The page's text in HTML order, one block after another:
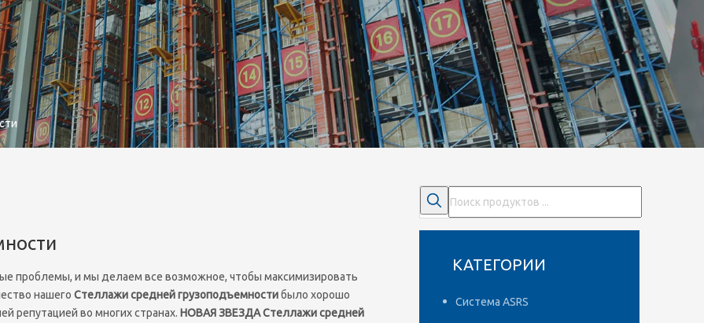
проблемы, и мы делаем все возможное, чтобы максимизировать
нашего Стеллажи средней грузоподъемностибыло хорошо
репутацией во многих странах. НОВАЯ ЗВЕЗДАСтеллажи средней
КАТЕГОРИИ
Система ASRS